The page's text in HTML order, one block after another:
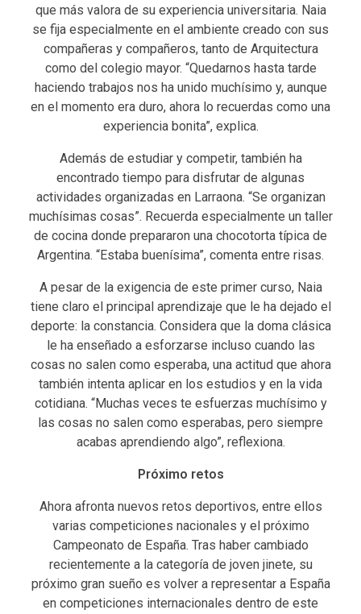
que más valora de su experiencia universitaria. Naia
se fija especialmente en el ambiente creado con sus
compañeras y compañeros, tanto de Arquitectura
como del colegio mayor. “Quedarnos hasta tarde
haciendo trabajos nos ha unido muchísimo y, aunque
en el momento era duro, ahora lo recuerdas como una
experiencia bonita”, explica.
Además de estudiar y competir, también ha
encontrado tiempo para disfrutar de algunas
actividades organizadas en Larraona. “Se organizan
muchísimas cosas”. Recuerda especialmente un taller
de cocina donde prepararon una chocotorta típica de
Argentina. “Estaba buenísima”, comenta entre risas.
A pesar de la exigencia de este primer curso, Naia
tiene claro el principal aprendizaje que le ha dejado el
deporte: la constancia. Considera que la doma clásica
le ha enseñado a esforzarse incluso cuando las
cosas no salen como esperaba, una actitud que ahora
también intenta aplicar en los estudios y en la vida
cotidiana. “Muchas veces te esfuerzas muchísimo y
las cosas no salen como esperabas, pero siempre
acabas aprendiendo algo”, reflexiona.
Próximo retos
Ahora afronta nuevos retos deportivos, entre ellos
varias competiciones nacionales y el próximo
Campeonato de España. Tras haber cambiado
recientemente a la categoría de joven jinete, su
próximo gran sueño es volver a representar a España
en competiciones internacionales dentro de este